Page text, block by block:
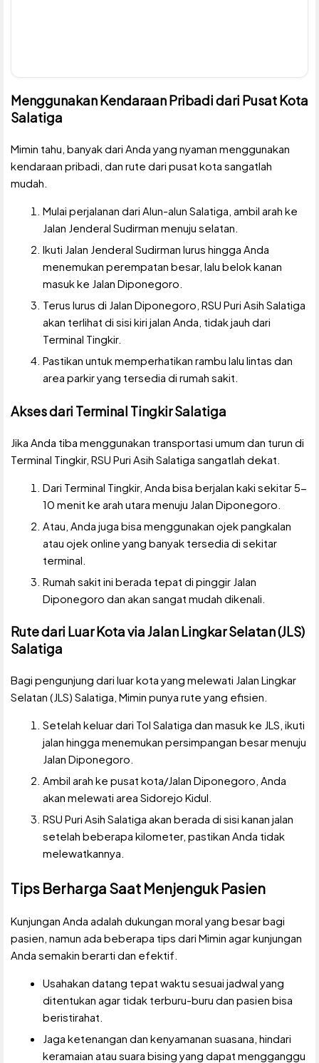
Menggunakan Kendaraan Pribadi dari Pusat Kota
Salatiga
Mimin tahu, banyak dari Anda yang nyaman menggunakan
kendaraan pribadi, dan rute dari pusat kota sangatlah
mudah.
Mulai perjalanan dari Alun-alun Salatiga, ambil arah ke
Jalan Jenderal Sudirman menuju selatan.
Ikuti Jalan Jenderal Sudirman lurus hingga Anda
menemukan perempatan besar, lalu belok kanan
masuk ke Jalan Diponegoro.
Terus lurus di Jalan Diponegoro, RSU Puri Asih Salatiga
akan terlihat di sisi kiri jalan Anda, tidak jauh dari
Terminal Tingkir.
Pastikan untuk memperhatikan rambu lalu lintas dan
area parkir yang tersedia di rumah sakit.
Akses dari Terminal Tingkir Salatiga
Jika Anda tiba menggunakan transportasi umum dan turun di
Terminal Tingkir, RSU Puri Asih Salatiga sangatlah dekat.
Dari Terminal Tingkir, Anda bisa berjalan kaki sekitar 5-
10 menit ke arah utara menuju Jalan Diponegoro.
Atau, Anda juga bisa menggunakan ojek pangkalan
atau ojek online yang banyak tersedia di sekitar
terminal.
Rumah sakit ini berada tepat di pinggir Jalan
Diponegoro dan akan sangat mudah dikenali.
Rute dari Luar Kota via Jalan Lingkar Selatan (JLS)
Salatiga
Bagi pengunjung dari luar kota yang melewati Jalan Lingkar
Selatan (JLS) Salatiga, Mimin punya rute yang efisien.
Setelah keluar dari Tol Salatiga dan masuk ke JLS, ikuti
jalan hingga menemukan persimpangan besar menuju
Jalan Diponegoro.
Ambil arah ke pusat kota/Jalan Diponegoro, Anda
akan melewati area Sidorejo Kidul.
RSU Puri Asih Salatiga akan berada di sisi kanan jalan
setelah beberapa kilometer, pastikan Anda tidak
melewatkannya.
Tips Berharga Saat Menjenguk Pasien
Kunjungan Anda adalah dukungan moral yang besar bagi
pasien, namun ada beberapa tips dari Mimin agar kunjungan
Anda semakin berarti dan efektif.
Usahakan datang tepat waktu sesuai jadwal yang
ditentukan agar tidak terburu-buru dan pasien bisa
beristirahat.
Jaga ketenangan dan kenyamanan suasana, hindari
keramaian atau suara bising yang dapat mengganggu